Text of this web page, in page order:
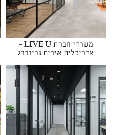
משרדי חברת LIVE U -
אדריכלית אירית גרינברג